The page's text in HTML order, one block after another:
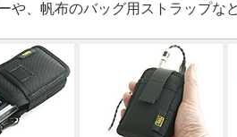
や、帆布のバッグ用ストラップな